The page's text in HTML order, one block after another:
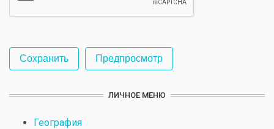
ЛИЧНОЕ МЕНЮ
География